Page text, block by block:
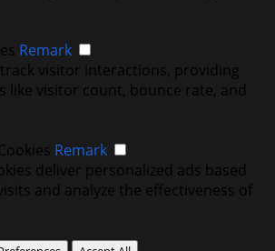
Remark
visitor interactions, providing
like visitor count, bounce rate, and
Remark
deliver personalized ads based
and analyze the effectiveness of